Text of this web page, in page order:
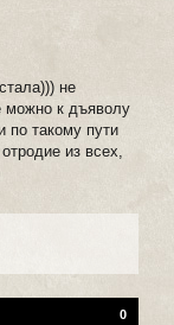
не
можно к дъяволу
по такому пути
из всех,
0